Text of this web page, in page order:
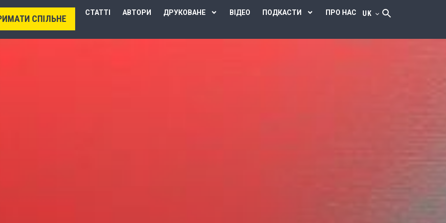
СПІЛЬНЕ
СТАТТІ АВТОРИ ДРУКОВАНЕ ВІДЕО ПОДКАСТИ ПРО НАС UK